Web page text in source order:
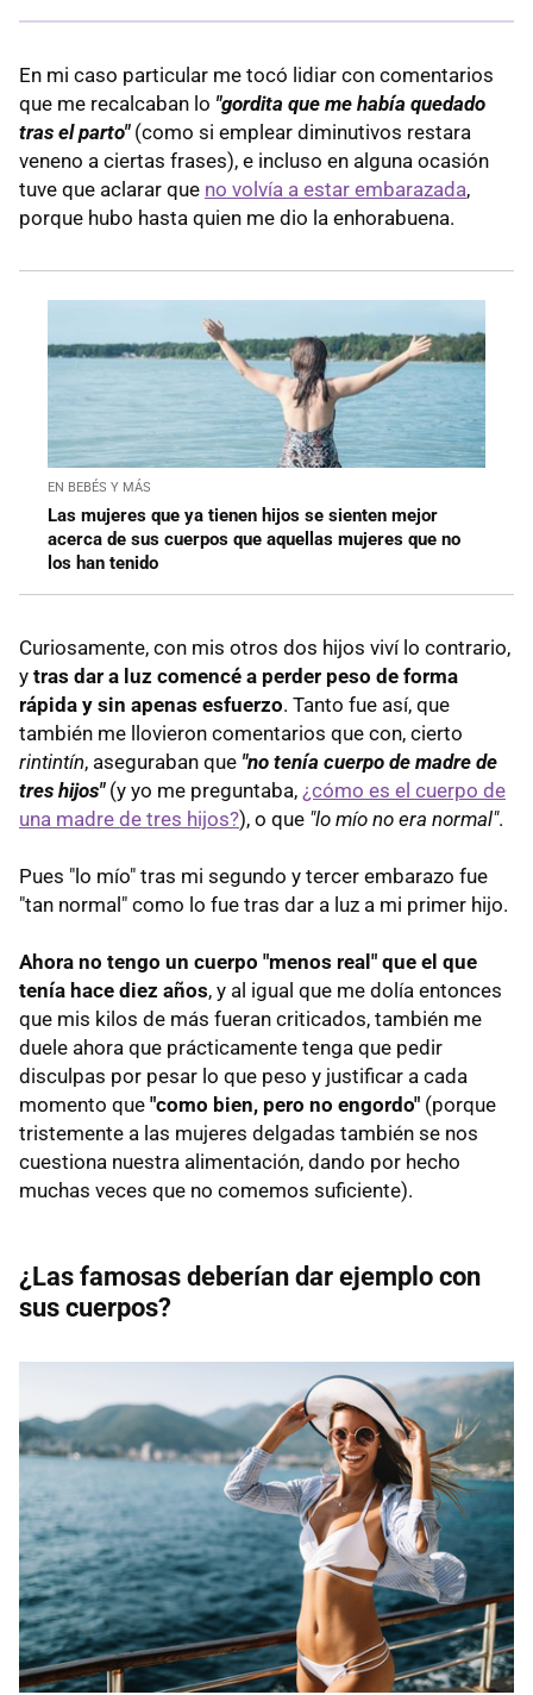
En mi caso particular me tocó lidiar con comentarios
que me recalcaban lo "gordita que me había quedado
tras el parto"(como si emplear diminutivos restara
veneno a ciertas frases), e incluso en alguna ocasión
tuve que aclarar que no volvía a estar embarazada,
porque hubo hasta quien me dio la enhorabuena.
EN BEBÉS Y MÁS
Las mujeres que ya tienen hijos se sienten mejor
acerca de sus cuerpos que aquellas mujeres que no
los han tenido
Curiosamente, con mis otros dos hijos viví lo contrario,
y tras dar a luz comencé a perder peso de forma
rápida y sin apenas esfuerzo. Tanto fue así, que
también me llovieron comentarios que con, cierto
rintintín, aseguraban que "no tenía cuerpo de madre de
tres hijos"(y yo me preguntaba, ¿cómo es el cuerpo de
una madre de tres hijos?), o que "lo mío no era normal".
Pues "lo mío" tras mi segundo y tercer embarazo fue
"tan normal" como lo fue tras dar a luz a mi primer hijo.
Ahora no tengo un cuerpo "menos real" que el que
tenía hace diez años, y al igual que me dolía entonces
que mis kilos de más fueran criticados, también me
duele ahora que prácticamente tenga que pedir
disculpas por pesar lo que peso y justificar a cada
momento que "como bien, pero no engordo" (porque
tristemente a las mujeres delgadas también se nos
cuestiona nuestra alimentación, dando por hecho
muchas veces que no comemos suficiente).
¿Las famosas deberían dar ejemplo con
sus cuerpos?